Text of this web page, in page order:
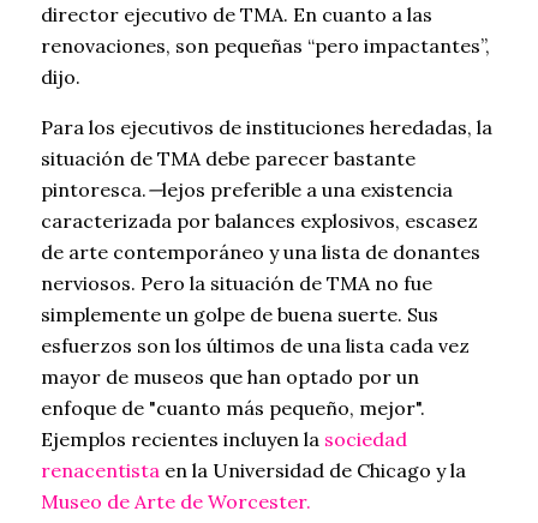
director ejecutivo de TMA. En cuanto a las
renovaciones, son pequeñas “pero impactantes”,
dijo.
Para los ejecutivos de instituciones heredadas, la
situación de TMA debe parecer bastante
pintoresca.—lejos preferible a una existencia
caracterizada por balances explosivos, escasez
de arte contemporáneo y una lista de donantes
nerviosos. Pero la situación de TMA no fue
simplemente un golpe de buena suerte. Sus
esfuerzos son los últimos de una lista cada vez
mayor de museos que han optado por un
enfoque de "cuanto más pequeño, mejor".
Ejemplos recientes incluyen la sociedad
renacentista en la Universidad de Chicago y la
Museo de Arte de Worcester.